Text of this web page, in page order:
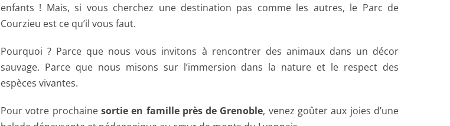
enfants ! Mais, si vous cherchez une destination pas comme les autres, le Parc de
Courzieu est ce qu’il vous faut.
Pourquoi ? Parce que nous vous invitons à rencontrer des animaux dans un décor
sauvage. Parce que nous misons sur l’immersion dans la nature et le respect des
espèces vivantes.
Pour votre prochaine sortie en famille près de Grenoble, venez goûter aux joies d’une